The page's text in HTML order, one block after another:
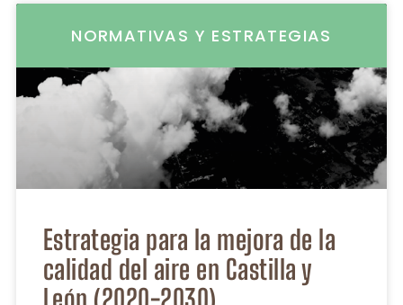
NORMATIVAS Y ESTRATEGIAS
Estrategia para la mejora de la
calidad del aire en Castilla y